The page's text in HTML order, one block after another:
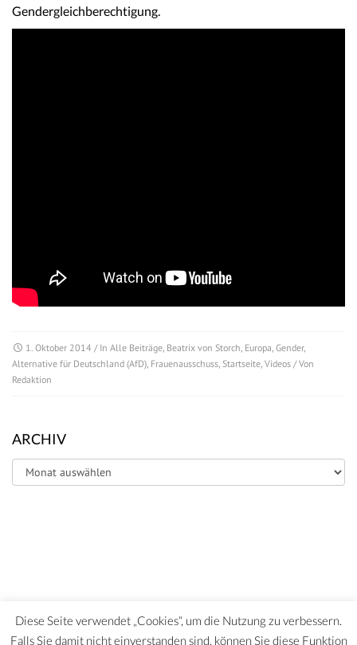
Gendergleichberechtigung.
1. Oktober 2014 / In Alle Beiträge, Beatrix von Storch, Europa, Gender,
Alternative für Deutschland (AfD), Frauenausschuss, Startseite, Videos / Von
Redaktion
ARCHIV
Archiv
Diese Seite verwendet „Cookies“, um die Nutzung zu verbessern.
Falls Sie damit nicht einverstanden sind, können Sie diese Funktion